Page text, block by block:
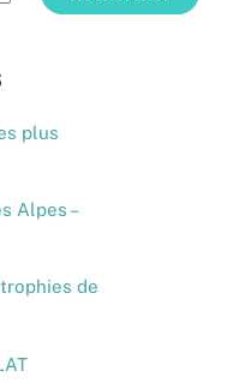
plus
Alpes –
de